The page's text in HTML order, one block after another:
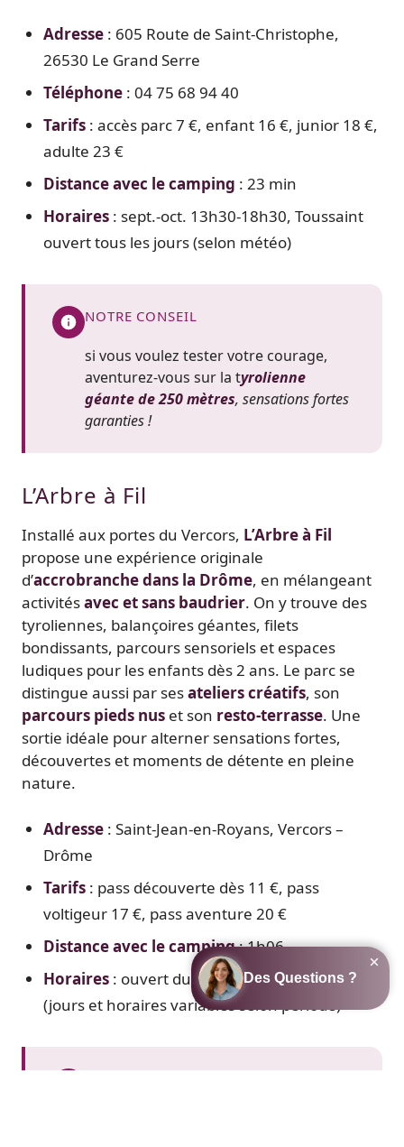
Adresse: 605 Route de Saint-Christophe,
26530 Le Grand Serre
Téléphone: 04 75 68 94 40
Tarifs: accès parc 7 €, enfant 16 €, junior 18 €,
adulte 23 €
Distance avec le camping : 23 min
Horaires: sept.-oct. 13h30-18h30, Toussaint
ouvert tous les jours (selon météo)
NOTRE CONSEIL
si vous voulez tester votre courage,
aventurez-vous sur la tyrolienne
géante de 250 mètres, sensations fortes
garanties !
L’Arbre à Fil
Installé aux portes du Vercors, L’Arbre à Fil
propose une expérience originale
d’accrobranche dans la Drôme, en mélangeant
activitésavec et sans baudrier. On y trouve des
tyroliennes, balançoires géantes, filets
bondissants, parcours sensoriels et espaces
ludiques pour les enfants dès 2 ans. Le parc se
distingue aussi par sesateliers créatifs, son
parcours pieds nus et son resto-terrasse. Une
sortie idéale pour alterner sensations fortes,
découvertes et moments de détente en pleine
nature.
Adresse: Saint-Jean-en-Royans, Vercors –
Drôme
Tarifs: pass découverte dès 11 €, pass
voltigeur 17 €, pass aventure 20 €
Distance avec le camping: 1h06
Horaires: ouvert du 1er mai au 28 septembre
(jours et horaires variables selon période)